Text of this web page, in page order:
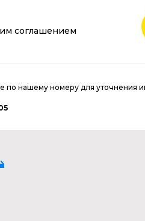
соглашением
по нашему номеру для уточнения